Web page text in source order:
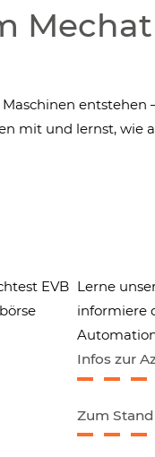
entstehen
mit und lernst, wie
EVB Lerne
informiere
Infos zur
Zum